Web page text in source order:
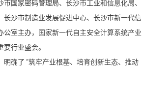
国家密码管理局、长沙市工业和信息化局、
沙市制造业发展促进中心、长沙市新一代信
室主办，国家新一代自主安全计算系统产业
行业盛会。
明确了 “筑牢产业根基、培育创新生态、推动